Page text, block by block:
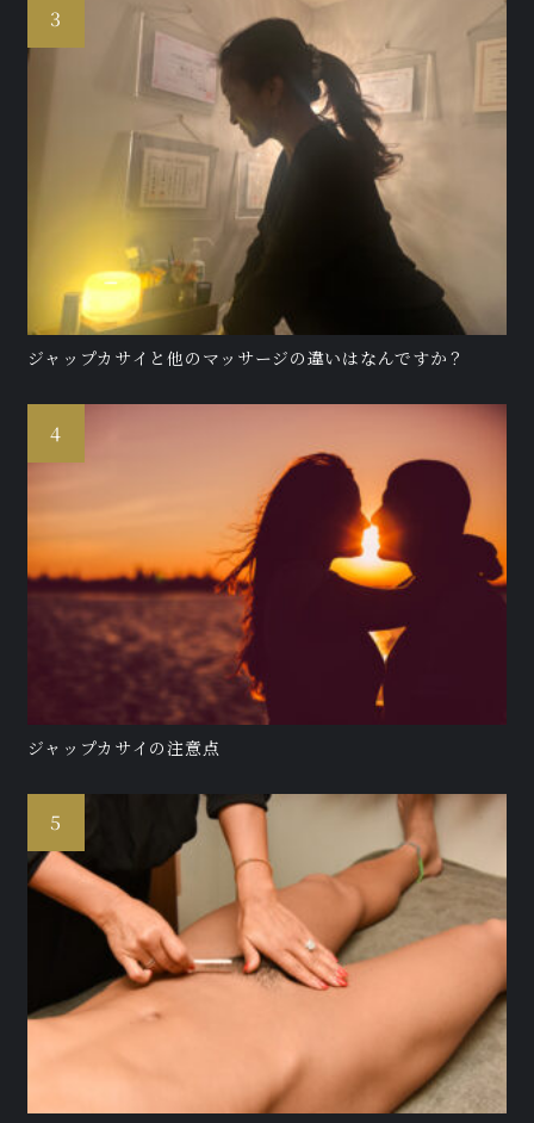
ジャップカサイと他のマッサージの違いはなんですか？
ジャップカサイの注意点